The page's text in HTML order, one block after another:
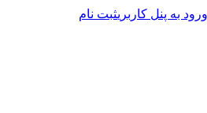
ورود به پنل کاربریثبت نام